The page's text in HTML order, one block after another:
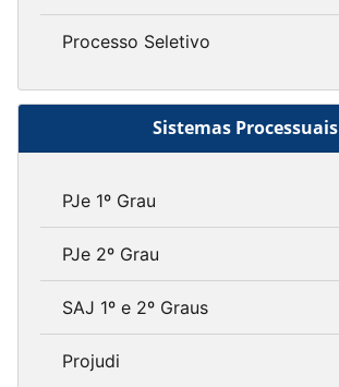
Processo Seletivo
Sistemas Processuais
PJe 1º Grau
PJe 2º Grau
SAJ 1º e 2º Graus
Projudi